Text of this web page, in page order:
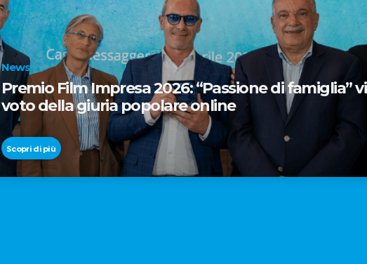
News
Premio Film Impresa 2026: “Passione di famiglia”
voto della giuria popolare online
Scopri di più